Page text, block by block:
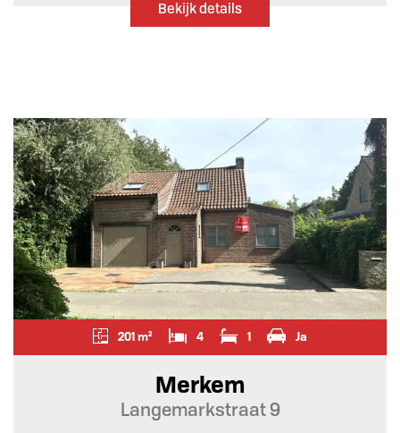
Bekijk details
201 m² 4 1 Ja
Merkem
Langemarkstraat 9